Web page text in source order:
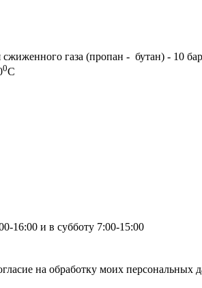
газа (пропан - бутан) - 10
0C
16:00 и в субботу 7:00-15:00
на обработку моих персональных